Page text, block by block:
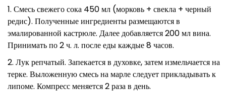
Смесь свежего сока 450 мл (морковь + свекла + черный
редис). Полученные ингредиенты размещаются в
эмалированной кастрюле. Далее добавляется 200 мл вина.
Принимать по 2 ч. л. после еды каждые 8 часов.
Лук репчатый. Запекается в духовке, затем измельчается на
терке. Выложенную смесь на марле следует прикладывать к
липоме. Компресс меняется 2 раза в день.